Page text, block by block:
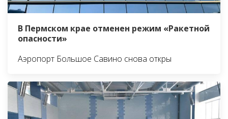
В Пермском крае отменен режим «Ракетной
опасности»
Аэропорт Большое Савино снова откры